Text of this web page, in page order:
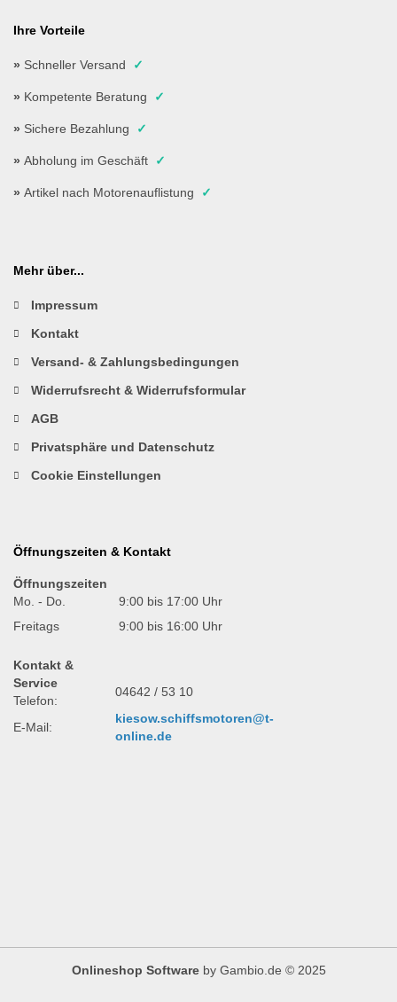
Ihre Vorteile
» Schneller Versand ✓
» Kompetente Beratung ✓
» Sichere Bezahlung ✓
» Abholung im Geschäft ✓
» Artikel nach Motorenauflistung ✓
Mehr über...
Impressum
Kontakt
Versand- & Zahlungsbedingungen
Widerrufsrecht & Widerrufsformular
AGB
Privatsphäre und Datenschutz
Cookie Einstellungen
Öffnungszeiten & Kontakt
Öffnungszeiten
Mo. - Do.
9:00 bis 17:00 Uhr
Freitags
9:00 bis 16:00 Uhr
Kontakt &
Service
Telefon:
04642 / 53 10
E-Mail:
kiesow.schiffsmotoren@t-
online.de
Onlineshop Softwareby Gambio.de © 2025